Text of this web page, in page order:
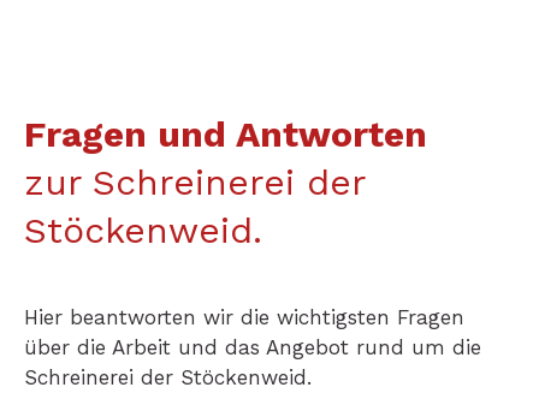
Fragen und Antworten
zur Schreinerei der
Stöckenweid.
Hier beantworten wir die wichtigsten Fragen
über die Arbeit und das Angebot rund um die
Schreinerei der Stöckenweid.